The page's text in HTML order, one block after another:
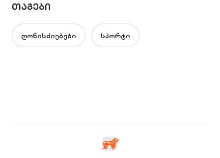
ᲗᲐᲒᲔᲑᲘ
ღონისძიებები სპორტი